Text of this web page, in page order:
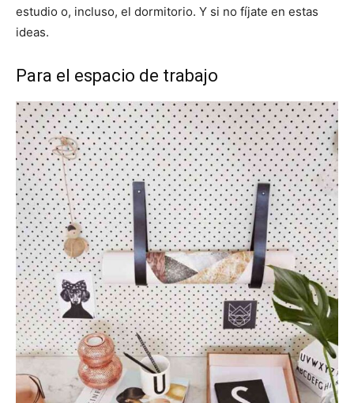
estudio o, incluso, el dormitorio. Y si no fíjate en estas
ideas.
Para el espacio de trabajo